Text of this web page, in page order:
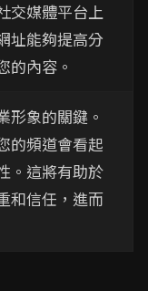
交媒體平台上
址能夠提高分
的內容。
形象的關鍵。
的頻道會看起
。這將有助於
和信任，進而